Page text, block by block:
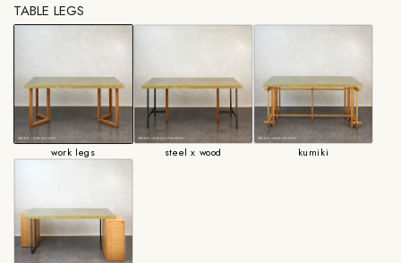
しては、【ORDERMADE】をご確認ください。
TABLE LEGS
work legs steel x wood kumiki